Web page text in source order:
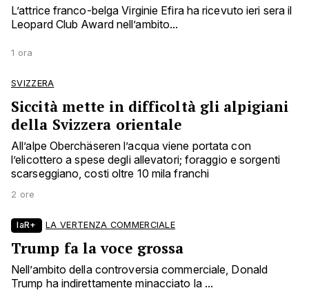
L’attrice franco-belga Virginie Efira ha ricevuto ieri sera il
Leopard Club Award nell’ambito...
1 ora
SVIZZERA
Siccità mette in difficoltà gli alpigiani
della Svizzera orientale
All’alpe Oberchäseren l’acqua viene portata con
l’elicottero a spese degli allevatori; foraggio e sorgenti
scarseggiano, costi oltre 10 mila franchi
2 ore
laR+ LA VERTENZA COMMERCIALE
Trump fa la voce grossa
Nell’ambito della controversia commerciale, Donald
Trump ha indirettamente minacciato la ...